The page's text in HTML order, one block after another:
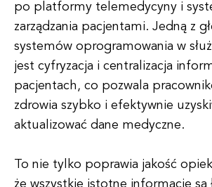
po platformy telemedycyny i
zarządzania pacjentami. Jedną z
systemów oprogramowania w
jest cyfryzacja i centralizacja
pacjentach, co pozwala
zdrowia szybko i efektywnie
aktualizować dane medyczne.
To nie tylko poprawia jakość
że wszystkie istotne informacje są